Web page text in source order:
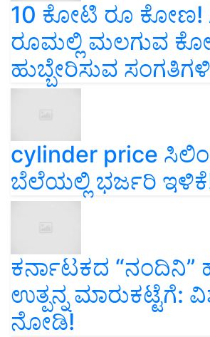
10 ಕೋಟಿ ರೂ ಕೋಣ!
ರೂಮಲ್ಲಿ ಮಲಗುವ
ಹುಬ್ಬೇರಿಸುವ
cylinder price
ಬೆಲೆಯಲ್ಲಿ ಭರ್ಜರಿ
ಕರ್ನಾಟಕದ “ನಂದಿನಿ”
ಉತ್ಪನ್ನ ಮಾರುಕಟ್ಟೆಗೆ:
ನೋಡಿ!